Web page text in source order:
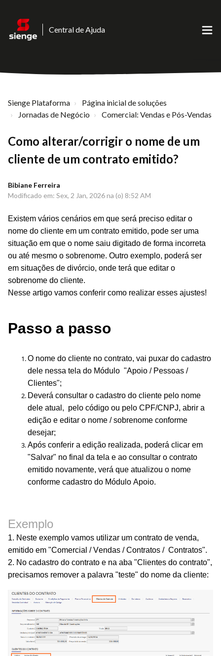
Central de Ajuda
Sienge Plataforma
Página inicial de soluções
Jornadas de Negócio
Comercial: Vendas e Pós-Vendas
Como alterar/corrigir o nome de um
cliente de um contrato emitido?
Bibiane Ferreira
Modificado em: Sex, 2 Jan, 2026 na (o) 8:52 AM
Existem vários cenários em que será preciso editar o
nome do cliente em um contrato emitido, pode ser uma
situação em que o nome saiu digitado de forma incorreta
ou até mesmo o sobrenome. Outro exemplo, poderá ser
em situações de divórcio, onde terá que editar o
sobrenome do cliente.
Nesse artigo vamos conferir como realizar esses ajustes!
Passo a passo
O nome do cliente no contrato, vai puxar do cadastro
dele nessa tela do Módulo "Apoio / Pessoas /
Clientes";
Deverá consultar o cadastro do cliente pelo nome
dele atual, pelo código ou pelo CPF/CNPJ, abrir a
edição e editar o nome / sobrenome conforme
desejar;
Após conferir a edição realizada, poderá clicar em
"Salvar" no final da tela e ao consultar o contrato
emitido novamente, verá que atualizou o nome
conforme cadastro do Módulo Apoio.
Exemplo
1. Neste exemplo vamos utilizar um contrato de venda,
emitido em "Comercial / Vendas / Contratos / Contratos".
2. No cadastro do contrato e na aba "Clientes do contrato",
precisamos remover a palavra "teste" do nome da cliente: